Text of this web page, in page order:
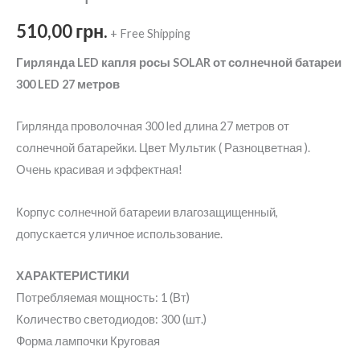
510,00грн. + Free Shipping
Гирлянда LED капля росы SOLAR от солнечной батареи
300 LED 27 метров
Гирлянда проволочная 300 led длина 27 метров от
солнечной батарейки. Цвет Мультик ( Разноцветная ).
Очень красивая и эффектная!
Корпус солнечной батареии влагозащищенный,
допускается уличное использование.
ХАРАКТЕРИСТИКИ
Потребляемая мощность: 1 (Вт)
Количество светодиодов: 300 (шт.)
Форма лампочки Круговая